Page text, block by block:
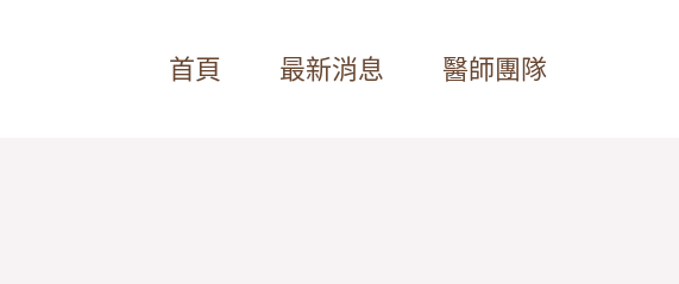
首頁 最新消息 醫師團隊